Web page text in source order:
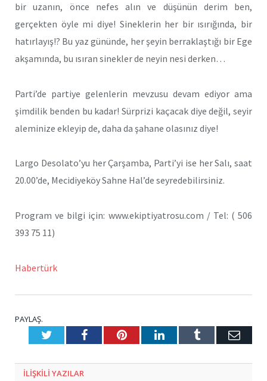
bir uzanın, önce nefes alın ve düşünün derim ben,
gerçekten öyle mi diye! Sineklerin her bir ısırığında, bir
hatırlayış!? Bu yaz gününde, her şeyin berraklaştığı bir Ege
akşamında, bu ısıran sinekler de neyin nesi derken…
Parti’de partiye gelenlerin mevzusu devam ediyor ama
şimdilik benden bu kadar! Sürprizi kaçacak diye değil, seyir
aleminize ekleyip de, daha da şahane olasınız diye!
Largo Desolato’yu her Çarşamba, Parti’yi ise her Salı, saat
20.00’de, Mecidiyeköy Sahne Hal’de seyredebilirsiniz.
Program ve bilgi için: www.ekiptiyatrosu.com / Tel: ( 506
393 75 11)
Habertürk
PAYLAŞ.
TwitterFacebookPinterestLinkedInTumblr E-
ILIŞKILI YAZILAR